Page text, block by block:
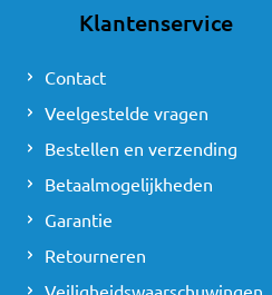
Klantenservice
Contact
Veelgestelde vragen
Bestellen en verzending
Betaalmogelijkheden
Garantie
Retourneren